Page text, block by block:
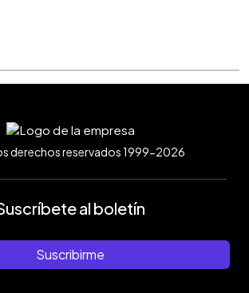
derechos reservados 1999-2026
al boletín
Suscribirme